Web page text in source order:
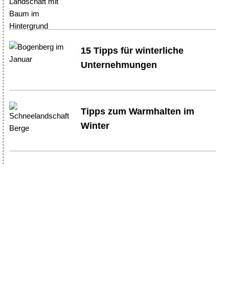
15 Tipps für winterliche
Unternehmungen
Tipps zum Warmhalten im
Winter